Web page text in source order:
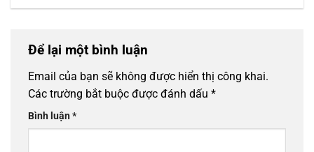
Để lại một bình luận
Email của bạn sẽ không được hiển thị công khai.
Các trường bắt buộc được đánh dấu *
Bình luận*